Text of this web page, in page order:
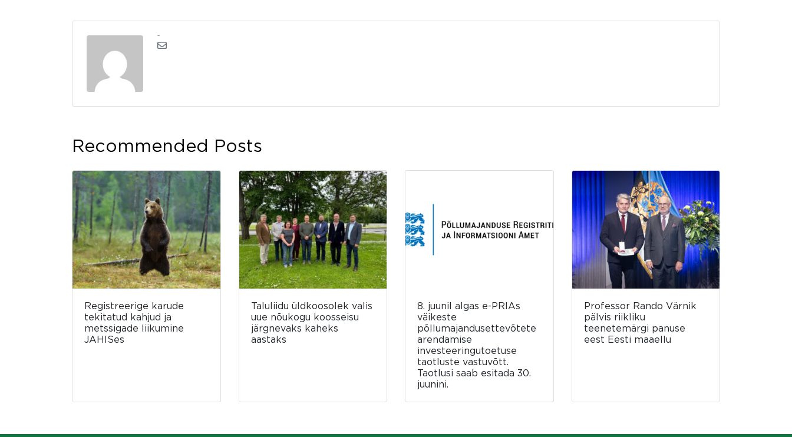
Recommended Posts
Registreerige karude
tekitatud kahjud ja
metssigade liikumine
JAHISes
Taluliidu üldkoosolek valis
uue nõukogu koosseisu
järgnevaks kaheks
aastaks
8. juunil algas e-PRIAs
väikeste
põllumajandusettevõtete
arendamise
investeeringutoetuse
taotluste vastuvõtt.
Taotlusi saab esitada 30.
juunini.
Professor Rando Värnik
pälvis riikliku
teenetemärgi panuse
eest Eesti maaellu